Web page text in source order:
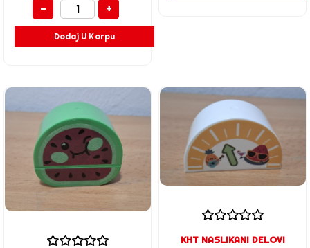
-
+
Dodaj U Korpu
KHT NASLIKANI DELOVI